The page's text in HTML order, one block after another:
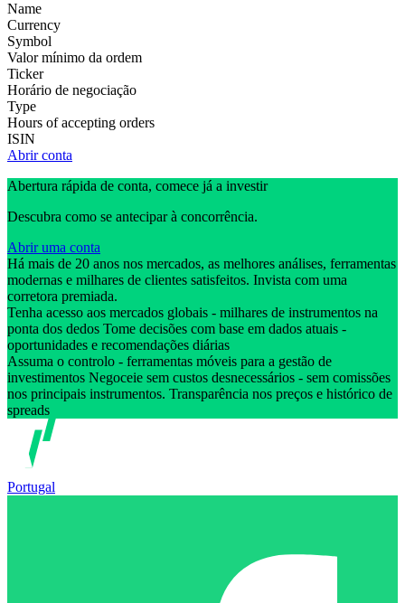
Name
Currency
Symbol
Valor mínimo da ordem
Ticker
Horário de negociação
Type
Hours of accepting orders
ISIN
Abrir conta
Abertura rápida de conta, comece já a investir
Descubra como se antecipar à concorrência.
Abrir uma conta
Há mais de 20 anos nos mercados, as melhores análises, ferramentas
modernas e milhares de clientes satisfeitos. Invista com uma
corretora premiada.
Tenha acesso aos mercados globais - milhares de instrumentos na
ponta dos dedos Tome decisões com base em dados atuais -
oportunidades e recomendações diárias
Assuma o controlo - ferramentas móveis para a gestão de
investimentos Negoceie sem custos desnecessários - sem comissões
nos principais instrumentos. Transparência nos preços e histórico de
spreads
Portugal